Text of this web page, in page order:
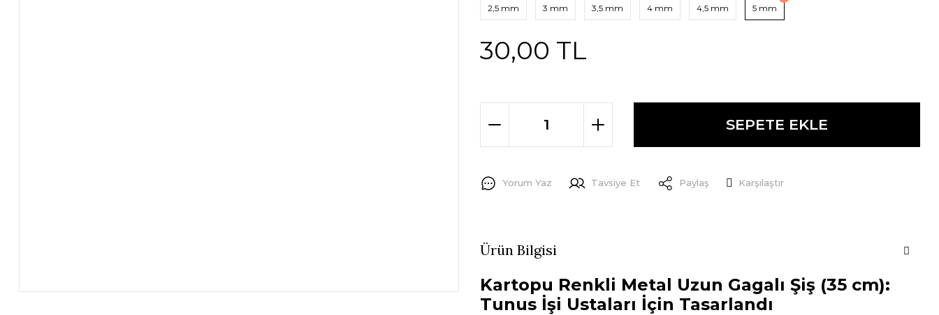
2,5 mm 3 mm 3,5 mm 4 mm 4,5 mm 5 mm
30,00 TL
SEPETE EKLE
Yorum Yaz Tavsiye Et Paylaş Karşılaştır
Ürün Bilgisi
Kartopu Renkli Metal Uzun Gagalı Şiş (35 cm):
Tunus İşi Ustaları İçin Tasarlandı